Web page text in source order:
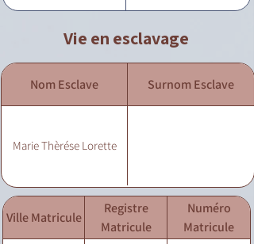
Vie en esclavage
Nom Esclave Surnom Esclave
Marie Thèrése Lorette
Ville Matricule
Registre
Matricule
Numéro
Matricule